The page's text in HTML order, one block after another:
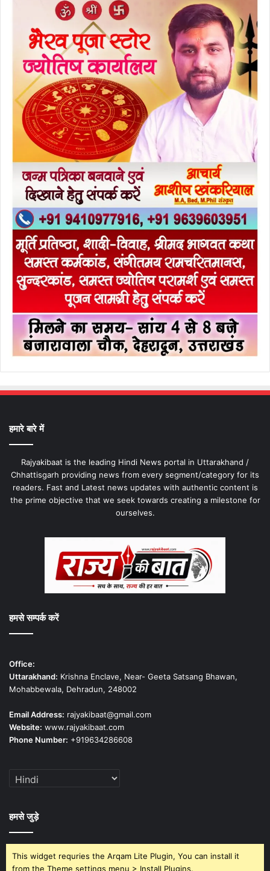
हमारे बारे में
Rajyakibaat is the leading Hindi News portal in Uttarakhand /
Chhattisgarh providing news from every segment/category for its
readers. Fast and Latest news updates with authentic content is
the prime objective that we seek towards creating a milestone for
ourselves.
हमसे सम्पर्क करें
Office:
Uttarakhand: Krishna Enclave, Near- Geeta Satsang Bhawan,
Mohabbewala, Dehradun, 248002
Email Address: rajyakibaat@gmail.com
Website: www.rajyakibaat.com
Phone Number: +919634286608
हमसे जुड़े
This widget requries the Arqam Lite Plugin, You can install it
from the Theme settings menu > Install Plugins.